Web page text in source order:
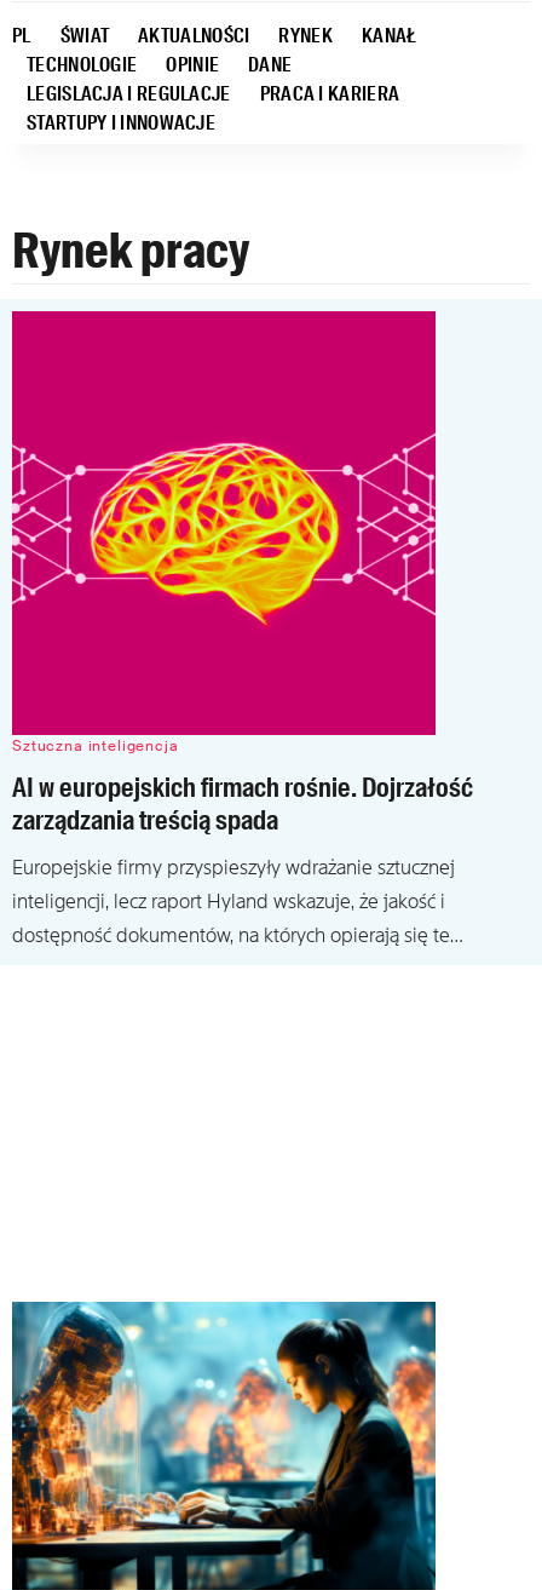
PL ŚWIAT AKTUALNOŚCI RYNEK
KANAŁ
TECHNOLOGIE
OPINIE
DANE
LEGISLACJA I REGULACJE
PRACA I KARIERA
STARTUPY I INNOWACJE
Rynek pracy
Sztuczna inteligencja
AI w europejskich firmach rośnie. Dojrzałość
zarządzania treścią spada
Europejskie firmy przyspieszyły wdrażanie sztucznej
inteligencji, lecz raport Hyland wskazuje, że jakość i
dostępność dokumentów, na których opierają się te…